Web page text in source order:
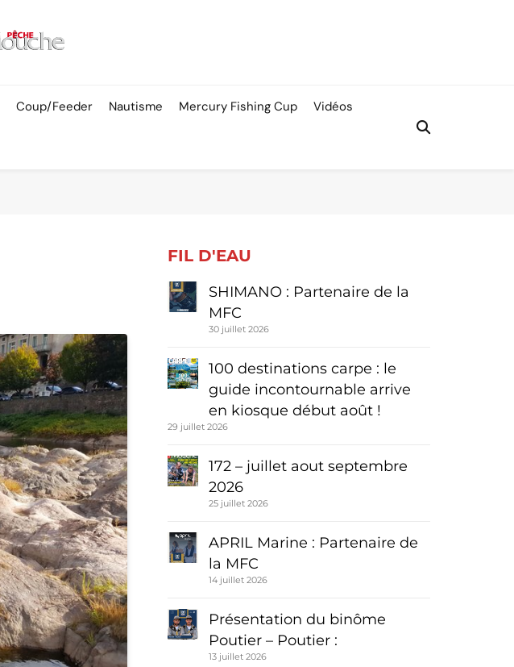
Coup/Feeder Nautisme Mercury Fishing Cup Vidéos
FIL D'EAU
SHIMANO : Partenaire de la
MFC
30 juillet 2026
100 destinations carpe : le
guide incontournable arrive
en kiosque début août !
29 juillet 2026
172 – juillet aout septembre
2026
25 juillet 2026
APRIL Marine : Partenaire de
la MFC
14 juillet 2026
Présentation du binôme
Poutier – Poutier :
13 juillet 2026